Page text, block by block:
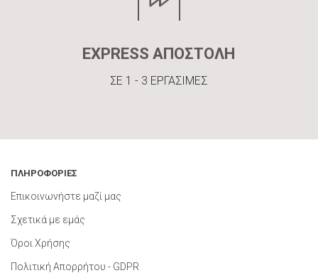
EXPRESS ΑΠΟΣΤΟΛΗ
ΣΕ 1 - 3 ΕΡΓΑΣΙΜΕΣ
ΠΛΗΡΟΦΟΡΙΕΣ
Επικοινωνήστε μαζί μας
Σχετικά με εμάς
Όροι Χρήσης
Πολιτική Απορρήτου - GDPR